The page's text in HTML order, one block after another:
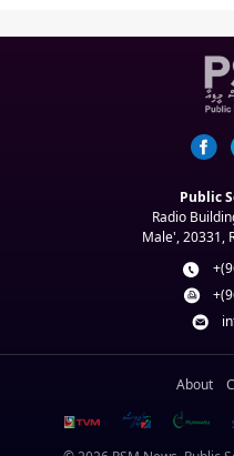
Public
Radio
Male', 20331,
About